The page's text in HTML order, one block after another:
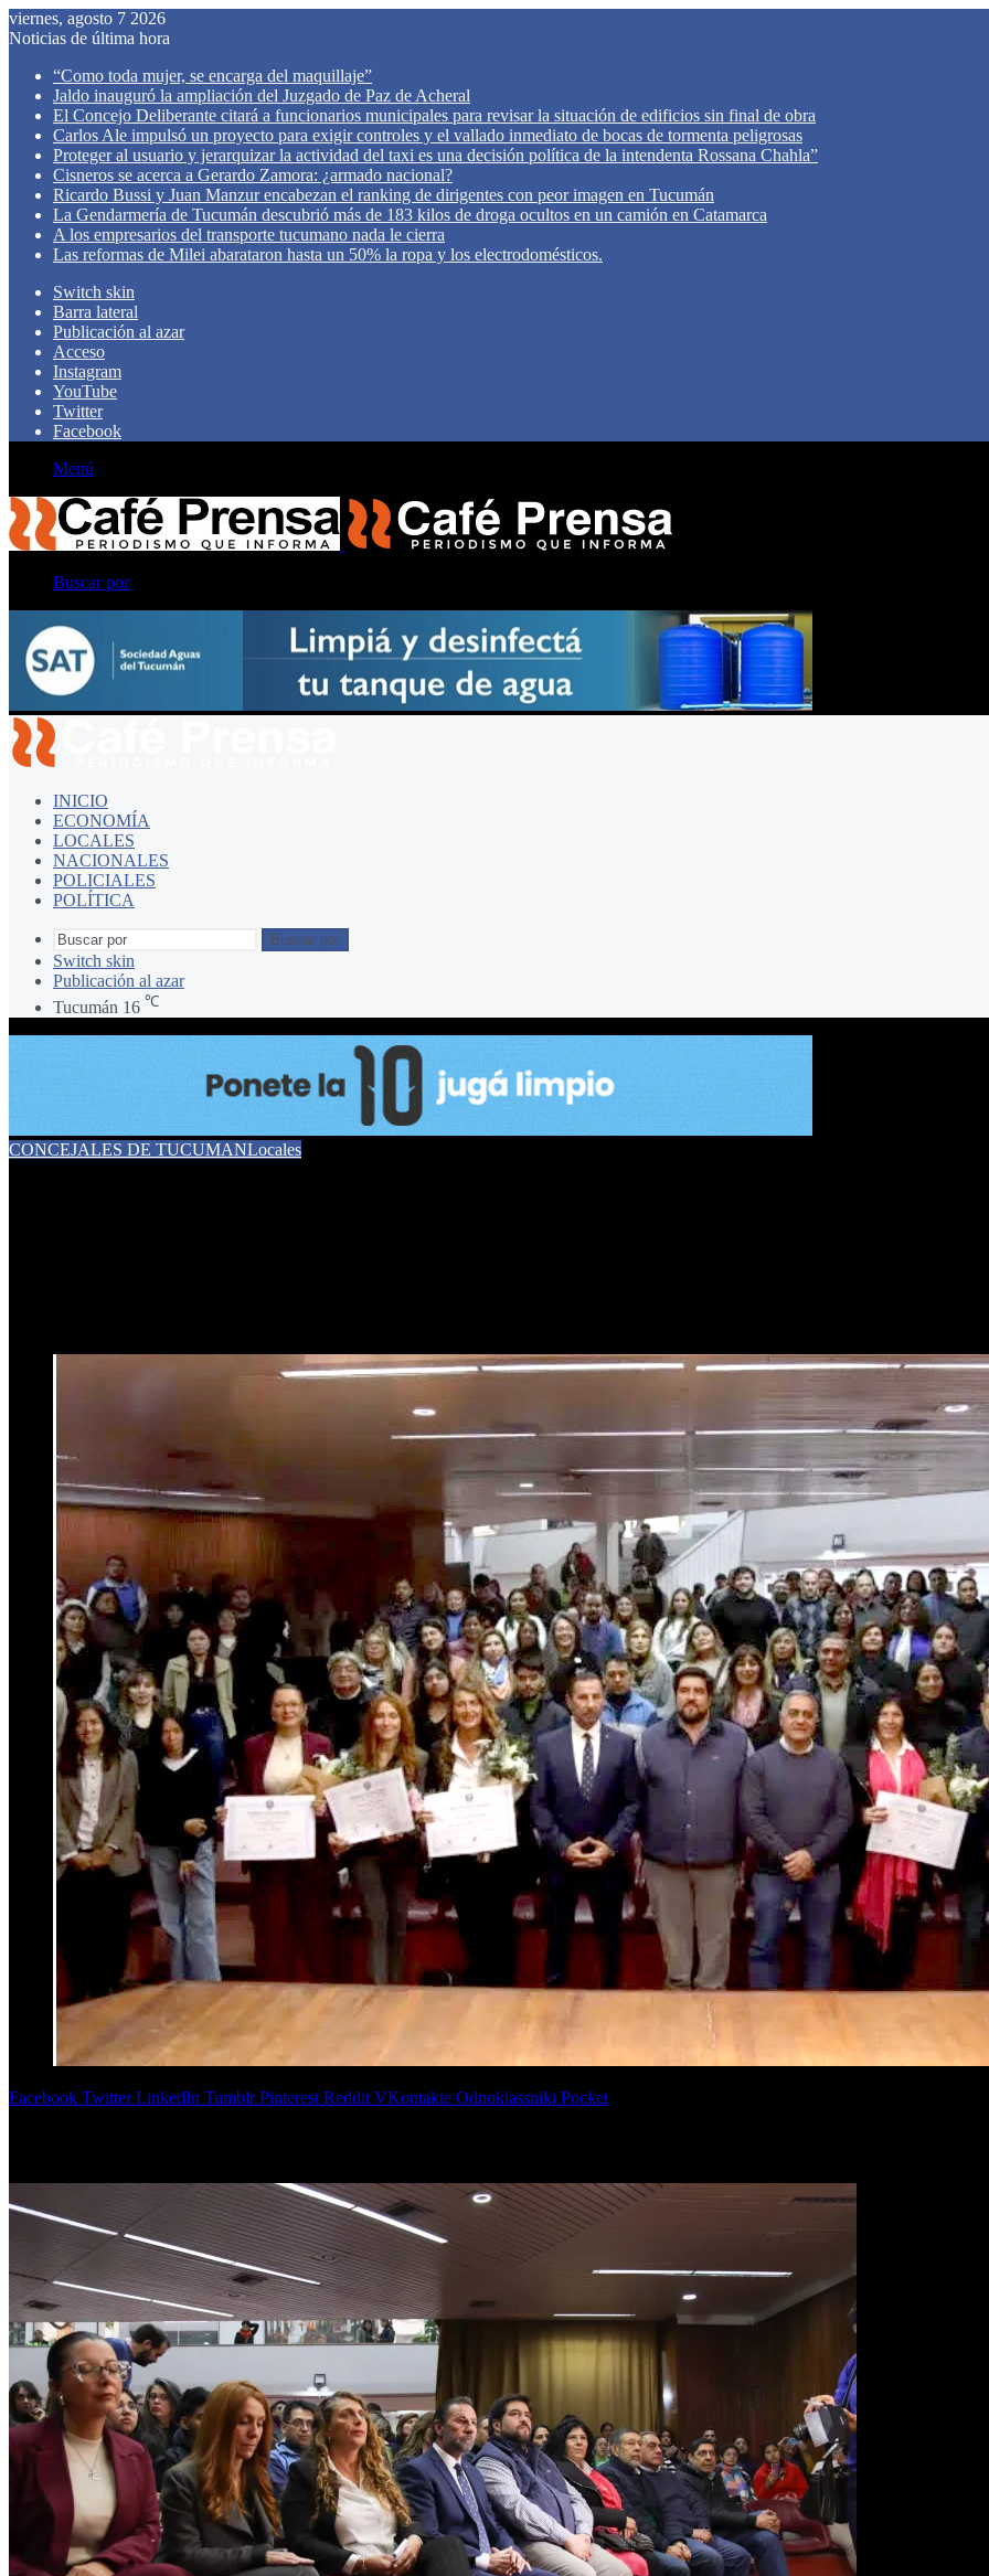
viernes, agosto 7 2026
Noticias de última hora
“Como toda mujer, se encarga del maquillaje”
Jaldo inauguró la ampliación del Juzgado de Paz de Acheral
El Concejo Deliberante citará a funcionarios municipales para revisar la situación de edificios sin final de obra
Carlos Ale impulsó un proyecto para exigir controles y el vallado inmediato de bocas de tormenta peligrosas
Proteger al usuario y jerarquizar la actividad del taxi es una decisión política de la intendenta Rossana Chahla”
Cisneros se acerca a Gerardo Zamora: ¿armado nacional?
Ricardo Bussi y Juan Manzur encabezan el ranking de dirigentes con peor imagen en Tucumán
La Gendarmería de Tucumán descubrió más de 183 kilos de droga ocultos en un camión en Catamarca
A los empresarios del transporte tucumano nada le cierra
Las reformas de Milei abarataron hasta un 50% la ropa y los electrodomésticos.
Switch skin
Barra lateral
Publicación al azar
Acceso
Instagram
YouTube
Twitter
Facebook
Menú
Buscar por
INICIO
ECONOMÍA
LOCALES
NACIONALES
POLICIALES
POLÍTICA
Buscar por
Switch skin
Publicación al azar
Tucumán 16 ℃
CONCEJALES DE TUCUMANLocales
Facebook Twitter LinkedIn Tumblr Pinterest Reddit VKontakte Odnoklassniki Pocket